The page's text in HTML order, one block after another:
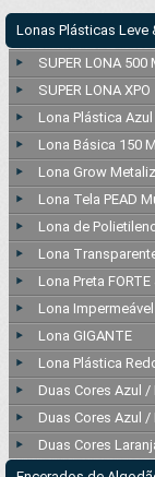
Lonas Plásticas Leve
SUPER LONA 500
SUPER LONA
Lona Plástica
Lona Básica 150
Lona Grow
Lona Tela PEAD
Lona de
Lona
Lona Preta FORTE
Lona
Lona GIGANTE
Lona Plástica
Duas Cores Azul /
Duas Cores Azul /
Duas Cores